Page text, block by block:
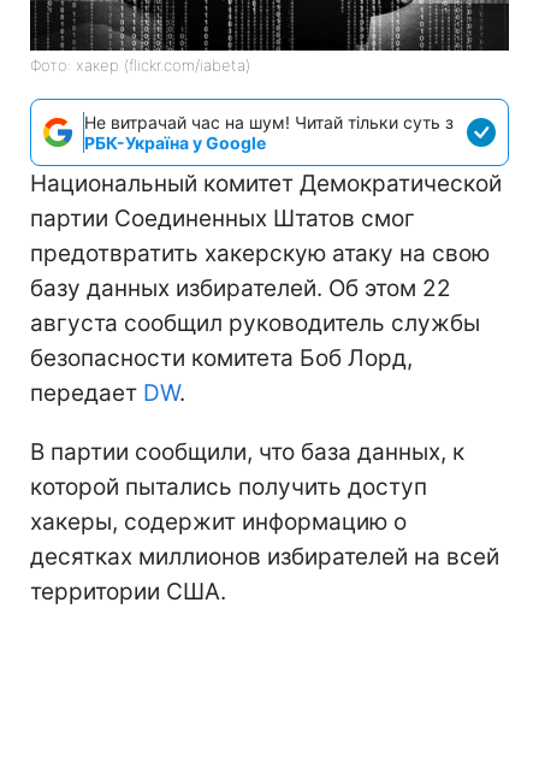
Фото: хакер (flickr.com/iabeta)
Не витрачай час на шум! Читай тільки суть з
РБК-Україна у Google
Национальный комитет Демократической
партии Соединенных Штатов смог
предотвратить хакерскую атаку на свою
базу данных избирателей. Об этом 22
августа сообщил руководитель службы
безопасности комитета Боб Лорд,
передает DW.
В партии сообщили, что база данных, к
которой пытались получить доступ
хакеры, содержит информацию о
десятках миллионов избирателей на всей
территории США.